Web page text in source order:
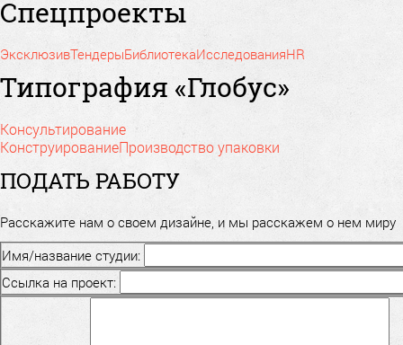
Спецпроекты
ЭксклюзивТендерыБиблиотекаИсследованияHR
Типография «Глобус»
Консультирование
КонструированиеПроизводство упаковки
ПОДАТЬ РАБОТУ
Расскажите нам о своем дизайне, и мы расскажем о нем миру
Имя/название студии:
Ссылка на проект: